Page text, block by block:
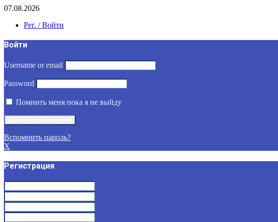
07.08.2026
Рег. / Войти
Войти
Username or email
Password
Помнить меня пока я не выйду
Вспомнить пароль?
X
Регистрация